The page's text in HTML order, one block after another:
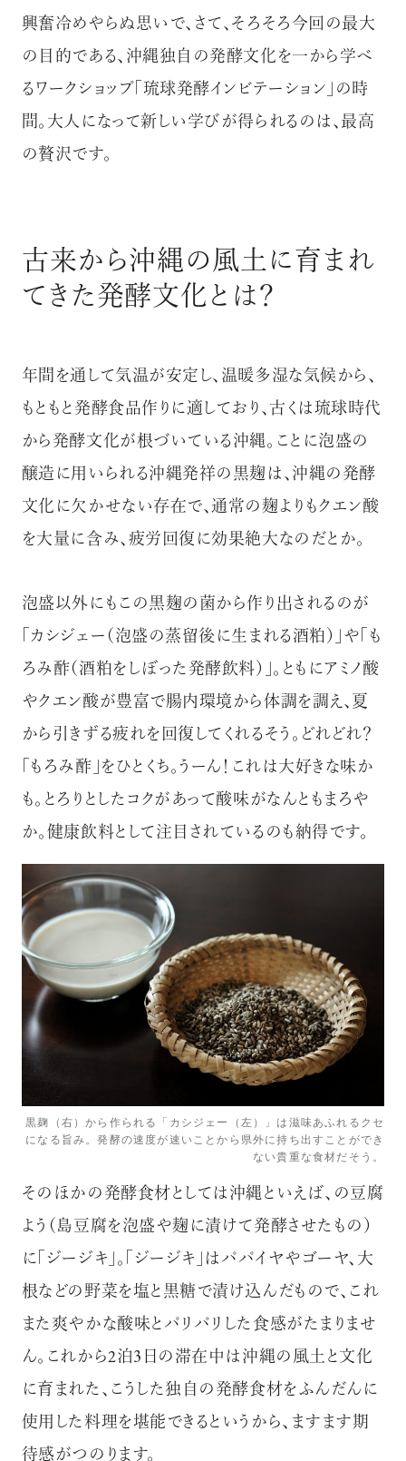
興奮冷めやらぬ思いで、さて、そろそろ今回の最大
の目的である、沖縄独自の発酵文化を一から学べ
るワークショップ「琉球発酵インビテーション」の時
間。大人になって新しい学びが得られるのは、最高
の贅沢です。
古来から沖縄の風土に育まれ
てきた発酵文化とは？
年間を通して気温が安定し、温暖多湿な気候から、
もともと発酵食品作りに適しており、古くは琉球時代
から発酵文化が根づいている沖縄。ことに泡盛の
醸造に用いられる沖縄発祥の黒麹は、沖縄の発酵
文化に欠かせない存在で、通常の麹よりもクエン酸
を大量に含み、疲労回復に効果絶大なのだとか。
泡盛以外にもこの黒麹の菌から作り出されるのが
「カシジェー（泡盛の蒸留後に生まれる酒粕）」や「も
ろみ酢（酒粕をしぼった発酵飲料）」。ともにアミノ酸
やクエン酸が豊富で腸内環境から体調を調え、夏
から引きずる疲れを回復してくれるそう。どれどれ？
「もろみ酢」をひとくち。うーん！これは大好きな味か
も。とろりとしたコクがあって酸味がなんともまろや
か。健康飲料として注目されているのも納得です。
黒麹（右）から作られる「カシジェー（左）」は滋味あふれるクセ
になる旨み。発酵の速度が速いことから県外に持ち出すことができ
ない貴重な食材だそう。
そのほかの発酵食材としては沖縄といえば、の豆腐
よう（島豆腐を泡盛や麹に漬けて発酵させたもの）
に「ジージキ」。「ジージキ」はパパイヤやゴーヤ、大
根などの野菜を塩と黒糖で漬け込んだもので、これ
また爽やかな酸味とパリパリした食感がたまりませ
ん。これから2泊3日の滞在中は沖縄の風土と文化
に育まれた、こうした独自の発酵食材をふんだんに
使用した料理を堪能できるというから、ますます期
待感がつのります。